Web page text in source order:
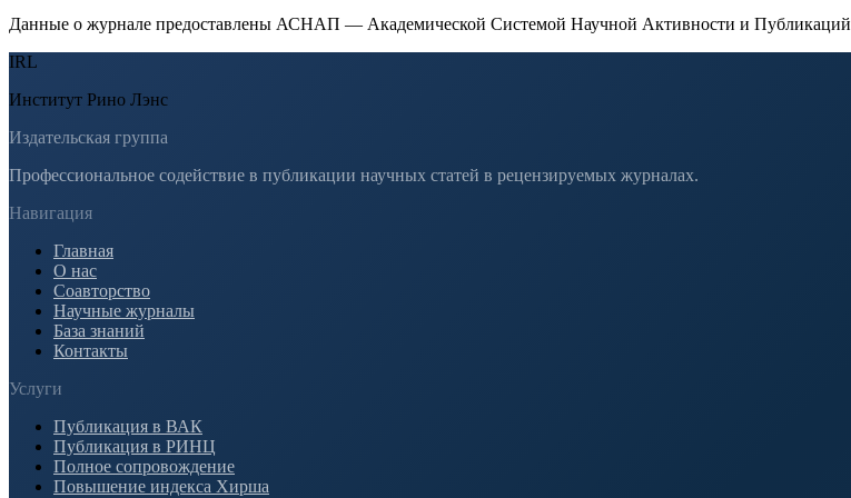
Данные о журнале предоставлены АСНАП — Академической Системой Научной Активности и Публикаций
IRL
Институт Рино Лэнс
Издательская группа
Профессиональное содействие в публикации научных статей в рецензируемых журналах.
Навигация
Главная
О нас
Соавторство
Научные журналы
База знаний
Контакты
Услуги
Публикация в ВАК
Публикация в РИНЦ
Полное сопровождение
Повышение индекса Хирша